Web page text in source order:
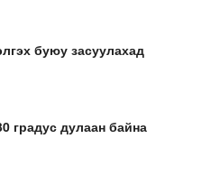
буюу засуулахад
градус дулаан байна